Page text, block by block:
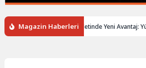
Magazin Haberleri
Gençlere Tren Biletinde Yeni Avantaj: